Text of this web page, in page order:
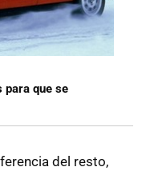
para que se
del resto,